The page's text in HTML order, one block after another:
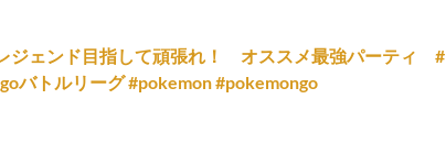
ジェンド目指して頑張れ！ オススメ最強パーティ #
バトルリーグ #pokemon #pokemongo